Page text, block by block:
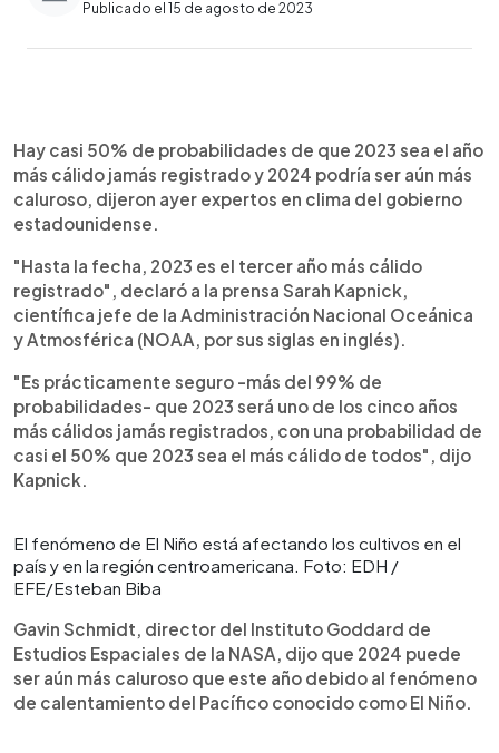
Publicado el 15 de agosto de 2023
► Escuchar artículo
Hay casi 50% de probabilidades de que 2023 sea el año
más cálido jamás registrado y 2024 podría ser aún más
caluroso, dijeron ayer expertos en clima del gobierno
estadounidense.
"Hasta la fecha, 2023 es el tercer año más cálido
registrado", declaró a la prensa Sarah Kapnick,
científica jefe de la Administración Nacional Oceánica
y Atmosférica (NOAA, por sus siglas en inglés).
"Es prácticamente seguro -más del 99% de
probabilidades- que 2023 será uno de los cinco años
más cálidos jamás registrados, con una probabilidad de
casi el 50% que 2023 sea el más cálido de todos", dijo
Kapnick.
El fenómeno de El Niño está afectando los cultivos en el
país y en la región centroamericana. Foto: EDH /
EFE/Esteban Biba
Gavin Schmidt, director del Instituto Goddard de
Estudios Espaciales de la NASA, dijo que 2024 puede
ser aún más caluroso que este año debido al fenómeno
de calentamiento del Pacífico conocido como El Niño.